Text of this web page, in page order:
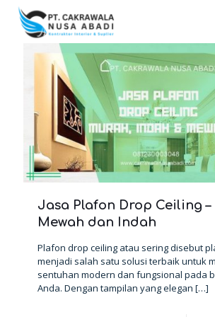
Jasa Plafon Drop Ceiling –
Mewah dan Indah
Plafon drop ceiling atau sering disebut
menjadi salah satu solusi terbaik untuk
sentuhan modern dan fungsional pada
Anda. Dengan tampilan yang elegan […]